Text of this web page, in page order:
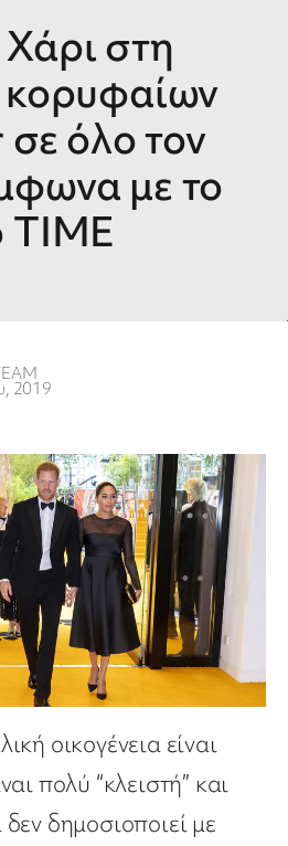
στη
κορυφαίων
όλο τον
με το
TIME
2019
οικογένεια είναι
πολύ “κλειστή” και
δημοσιοποιεί με